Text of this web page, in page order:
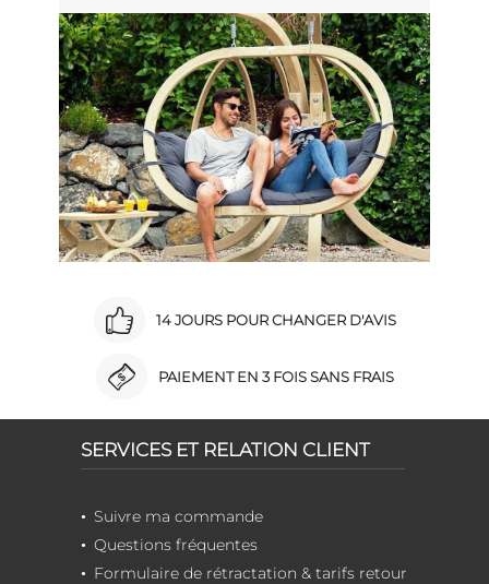
14 JOURS POUR CHANGER D'AVIS
PAIEMENT EN 3 FOIS SANS FRAIS
SERVICES ET RELATION CLIENT
Suivre ma commande
Questions fréquentes
Formulaire de rétractation & tarifs retour